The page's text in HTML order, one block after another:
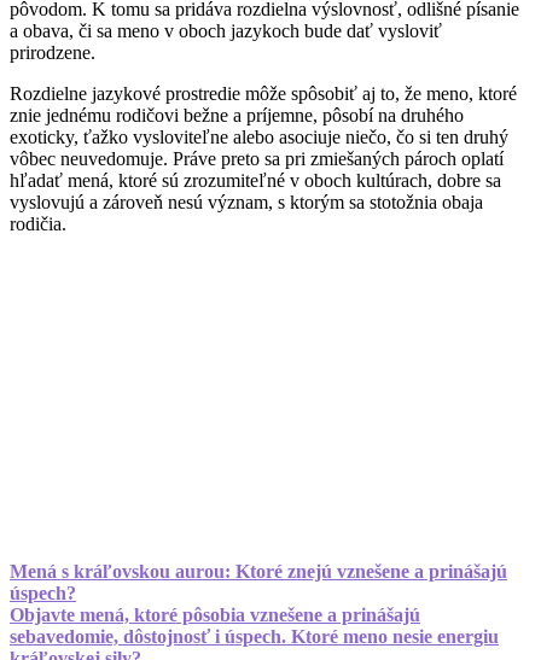
pôvodom. K tomu sa pridáva rozdielna výslovnosť, odlišné písanie
a obava, či sa meno v oboch jazykoch bude dať vysloviť
prirodzene.
Rozdielne jazykové prostredie môže spôsobiť aj to, že meno, ktoré
znie jednému rodičovi bežne a príjemne, pôsobí na druhého
exoticky, ťažko vysloviteľne alebo asociuje niečo, čo si ten druhý
vôbec neuvedomuje. Práve preto sa pri zmiešaných pároch oplatí
hľadať mená, ktoré sú zrozumiteľné v oboch kultúrach, dobre sa
vyslovujú a zároveň nesú význam, s ktorým sa stotožnia obaja
rodičia.
Mená s kráľovskou aurou: Ktoré znejú vznešene a prinášajú
úspech?
Objavte mená, ktoré pôsobia vznešene a prinášajú
sebavedomie, dôstojnosť i úspech. Ktoré meno nesie energiu